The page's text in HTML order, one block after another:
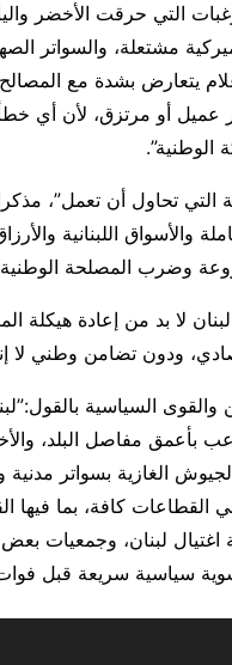
التي حرقت الأخضر
مشتعلة، والسواتر
يتعارض بشدة مع المصالح
عميل أو مرتزق، لأن أي
الوطنية”.
تحاول أن تعمل”،
والأسواق اللبنانية
وضرب المصلحة
لا بد من إعادة
ودون تضامن وطني لا
والقوى السياسية
بأعمق مفاصل البلد،
الغازية بسواتر مدنية
القطاعات كافة، بما فيها
اغتيال لبنان، وجمعيات
سياسية سريعة قبل فوات